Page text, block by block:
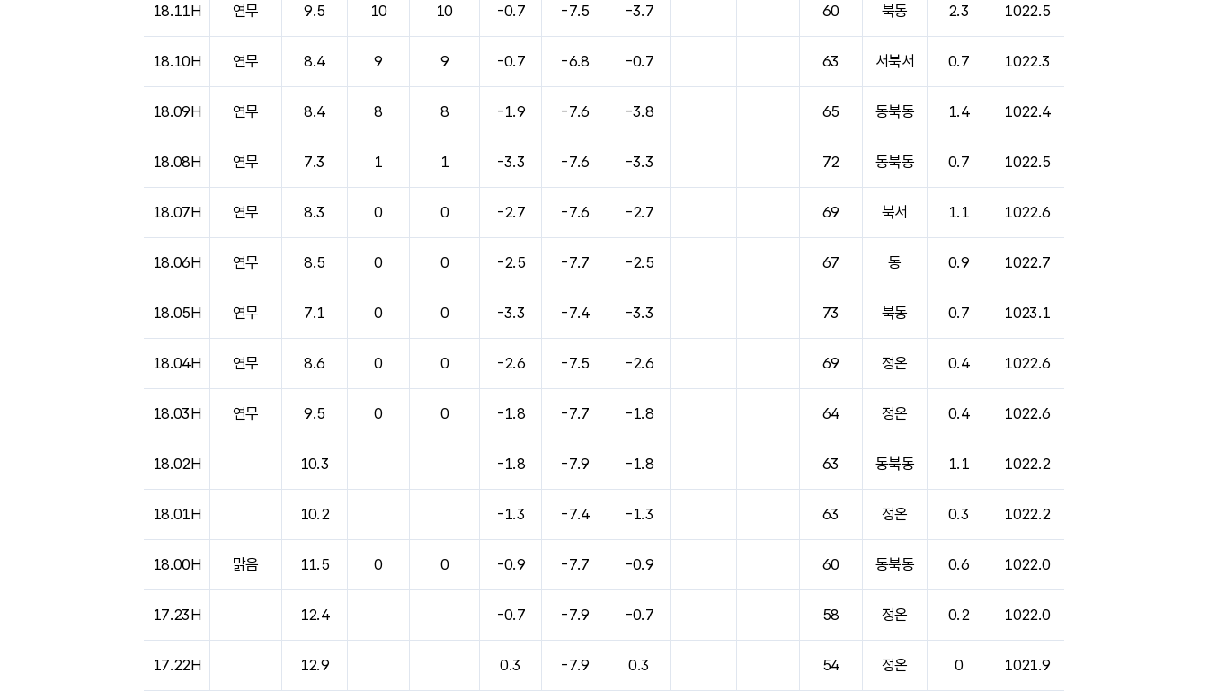
18.11H 연무 9.5 10 10 -0.7 -7.5 -3.7 60 북동 2.3 1022.5
18.10H 연무 8.4 9 9 -0.7 -6.8 -0.7 63 서북서 0.7 1022.3
18.09H 연무 8.4 8 8 -1.9 -7.6 -3.8 65 동북동 1.4 1022.4
18.08H 연무 7.3 1 1 -3.3 -7.6 -3.3 72 동북동 0.7 1022.5
18.07H 연무 8.3 0 0 -2.7 -7.6 -2.7 69 북서 1.1 1022.6
18.06H 연무 8.5 0 0 -2.5 -7.7 -2.5 67 동 0.9 1022.7
18.05H 연무 7.1 0 0 -3.3 -7.4 -3.3 73 북동 0.7 1023.1
18.04H 연무 8.6 0 0 -2.6 -7.5 -2.6 69 정온 0.4 1022.6
18.03H 연무 9.5 0 0 -1.8 -7.7 -1.8 64 정온 0.4 1022.6
18.02H 10.3 -1.8 -7.9 -1.8 63 동북동 1.1 1022.2
18.01H 10.2 -1.3 -7.4 -1.3 63 정온 0.3 1022.2
18.00H 맑음 11.5 0 0 -0.9 -7.7 -0.9 60 동북동 0.6 1022.0
17.23H 12.4 -0.7 -7.9 -0.7 58 정온 0.2 1022.0
17.22H 12.9 0.3 -7.9 0.3 54 정온 0 1021.9